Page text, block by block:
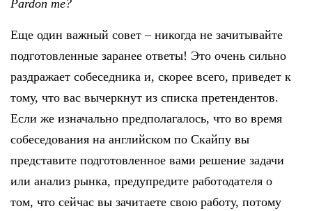
Pardon me?
Еще один важный совет – никогда не зачитывайте
подготовленные заранее ответы! Это очень сильно
раздражает собеседника и, скорее всего, приведет к
тому, что вас вычеркнут из списка претендентов.
Если же изначально предполагалось, что во время
собеседования на английском по Скайпу вы
представите подготовленное вами решение задачи
или анализ рынка, предупредите работодателя о
том, что сейчас вы зачитаете свою работу, потому